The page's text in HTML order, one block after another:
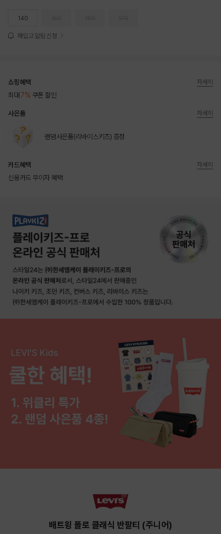
140
재입고 알림 신청
쇼핑혜택
최대 7% 쿠폰 할인
자세히
사은품
랜덤사은품(리바이스키즈) 증정
자세히
카드혜택
신용카드 무이자 혜택
자세히
배트윙 폴로 클래식 반팔티 (주니어)